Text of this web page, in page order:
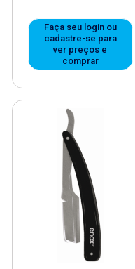
Faça seu login ou
cadastre-se para
ver preços e
comprar